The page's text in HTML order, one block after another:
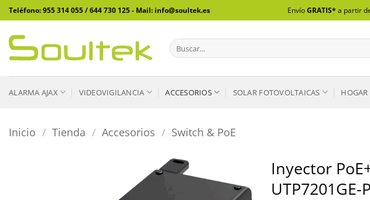
Saltar
al
contenido
Teléfono: 955 314 055 / 644 730 125 - Mail: info@soultek.es EnvíoGRATIS* a partir
Buscar
por:
ALARMA AJAX VIDEOVIGILANCIA ACCESORIOS SOLAR FOTOVOLTAICAS
Inicio / Tienda / Accesorios / Switch & PoE
Inyector
UTP7201GE-